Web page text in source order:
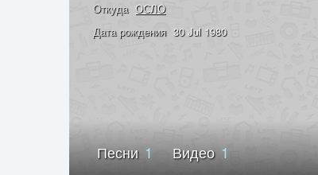
Откуда ОСЛО
Дата рождения 30 Jul 1980
Песни1 Видео 1